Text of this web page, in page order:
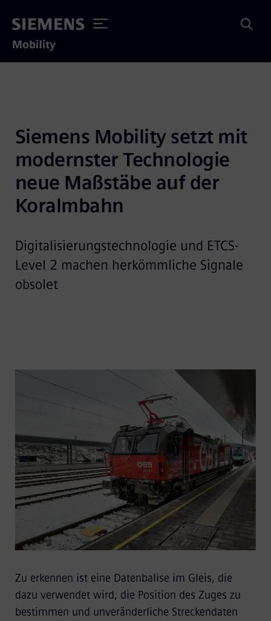
Mobility
Siemens Mobility setzt mit
modernster Technologie
neue Maßstäbe auf der
Koralmbahn
Digitalisierungstechnologie und ETCS-
Level 2 machen herkömmliche Signale
obsolet
Zu erkennen ist eine Datenbalise im Gleis, die
dazu verwendet wird, die Position des Zuges zu
bestimmen und unveränderliche Streckendaten